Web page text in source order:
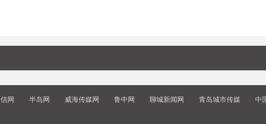
信网 半岛网 威海传媒网 鲁中网 聊城新闻网 青岛城市传媒 中